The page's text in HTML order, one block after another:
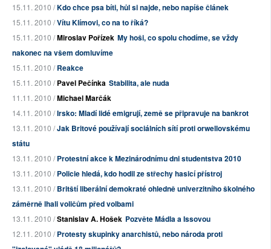
15.11. 2010 /Kdo chce psa bíti, hůl si najde, nebo napíše článek
15.11. 2010 /Vítu Klímovi, co na to říká?
15.11. 2010 /Miroslav Pořízek My hoši, co spolu chodíme, se vždy
nakonec na všem domluvíme
15.11. 2010 /Reakce
15.11. 2010 /Pavel Pečínka Stabilita, ale nuda
11.11. 2010 /Michael Marčák
14.11. 2010 /Irsko: Mladí lidé emigrují, země se připravuje na bankrot
13.11. 2010 /Jak Britové používají sociálních sítí proti orwellovskému
státu
13.11. 2010 /Protestní akce k Mezinárodnímu dni studentstva 2010
13.11. 2010 /Policie hledá, kdo hodil ze střechy hasicí přístroj
13.11. 2010 /Britští liberální demokraté ohledně univerzitního školného
záměrně lhali voličům před volbami
13.11. 2010 /Stanislav A. Hošek Pozvěte Mádla a Issovou
12.11. 2010 /Protesty skupinky anarchistů, nebo národa proti